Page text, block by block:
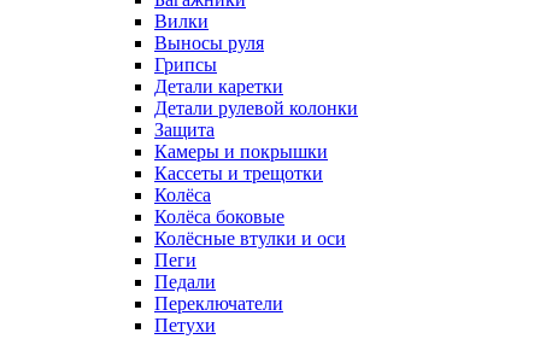
Вилки
Выносы руля
Грипсы
Детали каретки
Детали рулевой колонки
Защита
Камеры и покрышки
Кассеты и трещотки
Колёса
Колёса боковые
Колёсные втулки и оси
Пеги
Педали
Переключатели
Петухи